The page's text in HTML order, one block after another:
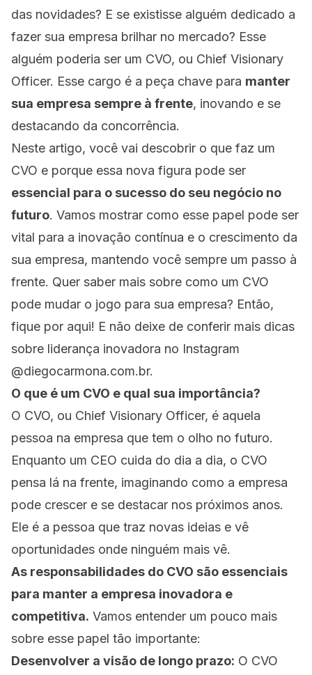
das novidades? E se existisse alguém dedicado a
fazer sua empresa brilhar no mercado? Esse
alguém poderia ser um CVO, ou Chief Visionary
Officer. Esse cargo é a peça chave para manter
sua empresa sempre à frente, inovando e se
destacando da concorrência.
Neste artigo, você vai descobrir o que faz um
CVO e porque essa nova figura pode ser
essencial para o sucesso do seu negócio no
futuro. Vamos mostrar como esse papel pode ser
vital para a inovação contínua e o crescimento da
sua empresa, mantendo você sempre um passo à
frente. Quer saber mais sobre como um CVO
pode mudar o jogo para sua empresa? Então,
fique por aqui! E não deixe de conferir mais dicas
sobre liderança inovadora no Instagram
@diegocarmona.com.br.
O que é um CVO e qual sua importância?
O CVO, ou Chief Visionary Officer, é aquela
pessoa na empresa que tem o olho no futuro.
Enquanto um CEO cuida do dia a dia, o CVO
pensa lá na frente, imaginando como a empresa
pode crescer e se destacar nos próximos anos.
Ele é a pessoa que traz novas ideias e vê
oportunidades onde ninguém mais vê.
As responsabilidades do CVO são essenciais
para manter a empresa inovadora e
competitiva. Vamos entender um pouco mais
sobre esse papel tão importante:
Desenvolver a visão de longo prazo: O CVO